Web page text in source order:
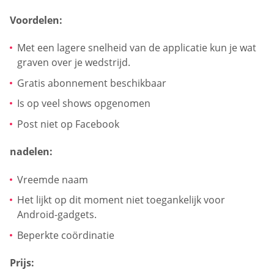
Voordelen:
Met een lagere snelheid van de applicatie kun je wat
graven over je wedstrijd.
Gratis abonnement beschikbaar
Is op veel shows opgenomen
Post niet op Facebook
nadelen:
Vreemde naam
Het lijkt op dit moment niet toegankelijk voor
Android-gadgets.
Beperkte coördinatie
Prijs: